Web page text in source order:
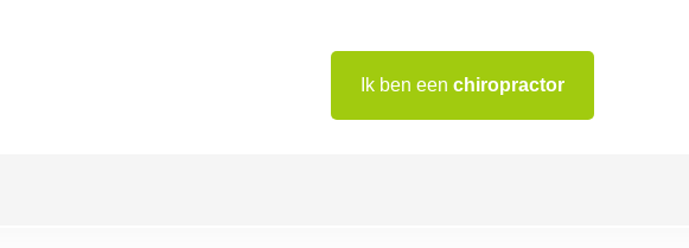
Ik ben een chiropractor